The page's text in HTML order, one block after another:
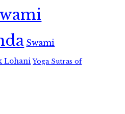
Swami
Lohani Yoga Sutras of